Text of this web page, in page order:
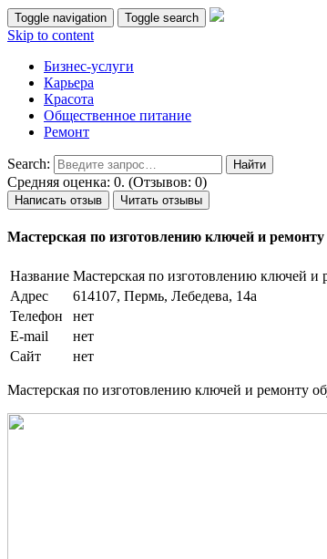
Toggle navigation Toggle search
Skip to content
Бизнес-услуги
Карьера
Красота
Общественное питание
Ремонт
Search:
Средняя оценка: 0. (Отзывов: 0)
Написать отзыв Читать отзывы
Мастерская по изготовлению ключей и ремонту
Название Мастерская по изготовлению ключей и
Адрес
614107, Пермь, Лебедева, 14а
Телефон
нет
E-mail
нет
Сайт
нет
Мастерская по изготовлению ключей и ремонту